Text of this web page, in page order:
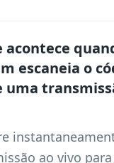
acontece
escaneia o
uma
ao vivo